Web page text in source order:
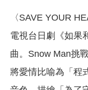
〈SAVE YOUR
電視台日劇《如果
曲。Snow Man挑
將愛情比喻為「程